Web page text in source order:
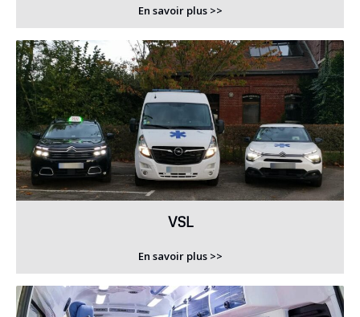
En savoir plus >>
VSL
En savoir plus >>